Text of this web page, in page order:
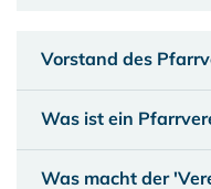
Vorstand des
Was ist ein
Was macht der